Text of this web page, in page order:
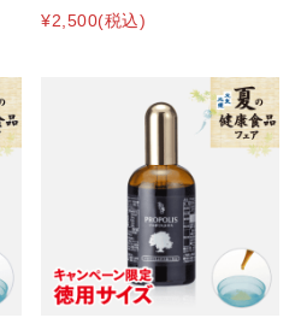
¥2,500(税込)